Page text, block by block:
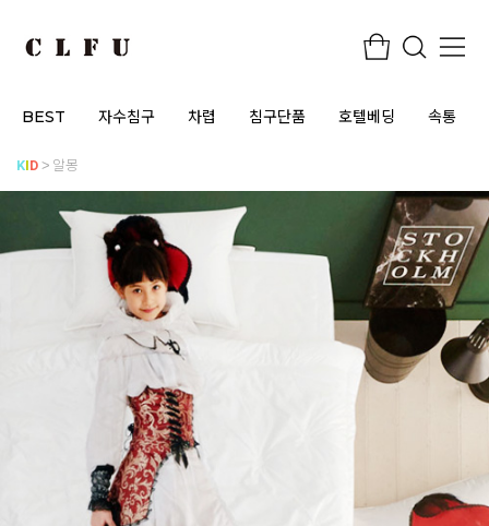
BEST 자수침구 차렵 침구단품 호텔베딩 속통
KID 알몽